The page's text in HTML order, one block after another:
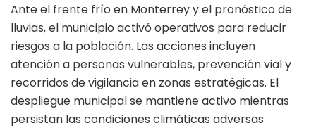
Ante el frente frío en Monterrey y el pronóstico de
lluvias, el municipio activó operativos para reducir
riesgos a la población. Las acciones incluyen
atención a personas vulnerables, prevención vial y
recorridos de vigilancia en zonas estratégicas. El
despliegue municipal se mantiene activo mientras
persistan las condiciones climáticas adversas